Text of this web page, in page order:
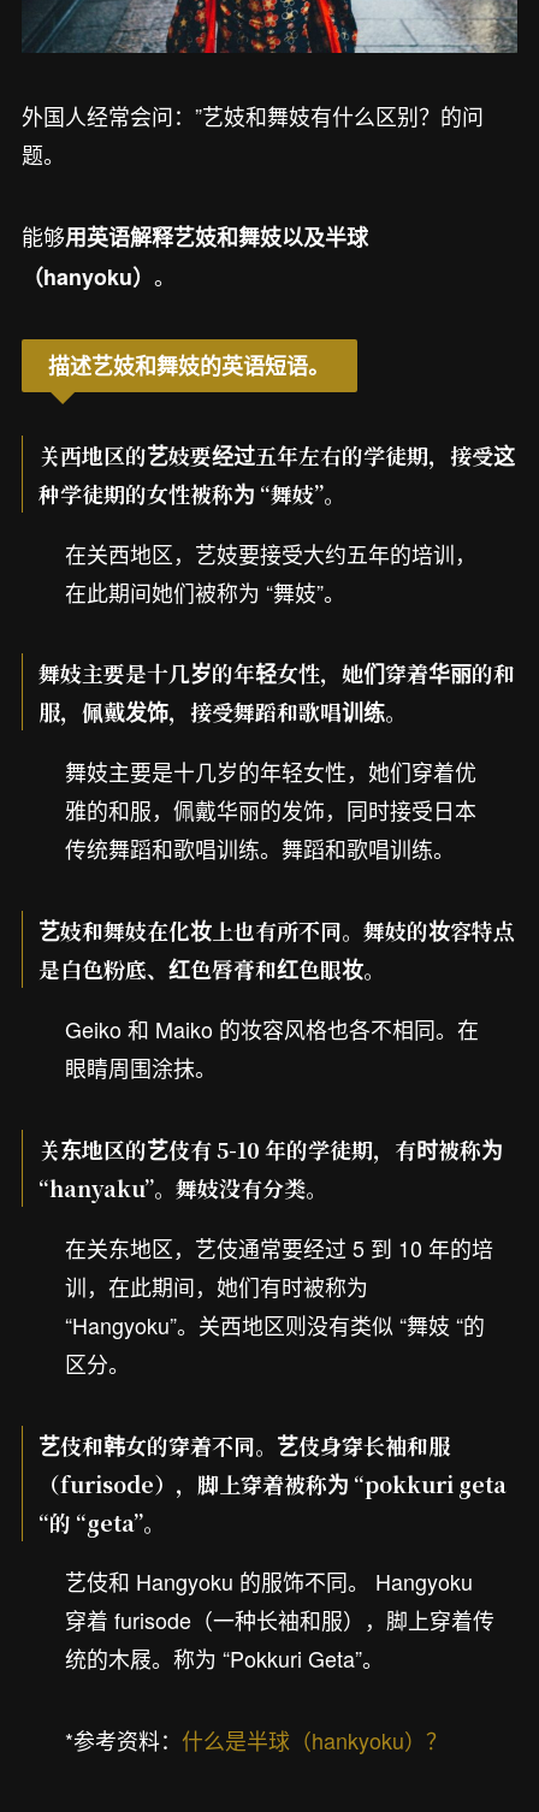
外国人经常会问：”艺妓和舞妓有什么区别？的问
题。
能够用英语解释艺妓和舞妓以及半球
（hanyoku） 。
描述艺妓和舞妓的英语短语。
关西地区的艺妓要经过五年左右的学徒期，接受这
种学徒期的女性被称为 “舞妓”。
在关西地区，艺妓要接受大约五年的培训，
在此期间她们被称为 “舞妓”。
舞妓主要是十几岁的年轻女性，她们穿着华丽的和
服，佩戴发饰，接受舞蹈和歌唱训练。
舞妓主要是十几岁的年轻女性，她们穿着优
雅的和服，佩戴华丽的发饰，同时接受日本
传统舞蹈和歌唱训练。舞蹈和歌唱训练。
艺妓和舞妓在化妆上也有所不同。舞妓的妆容特点
是白色粉底、红色唇膏和红色眼妆。
Geiko 和 Maiko 的妆容风格也各不相同。在
眼睛周围涂抹。
关东地区的艺伎有 5-10 年的学徒期，有时被称为
“hanyaku”。舞妓没有分类。
在关东地区，艺伎通常要经过 5 到 10 年的培
训，在此期间，她们有时被称为
“Hangyoku”。关西地区则没有类似 “舞妓 “的
区分。
艺伎和韩女的穿着不同。艺伎身穿长袖和服
（furisode），脚上穿着被称为 “pokkuri geta
“的 “geta”。
艺伎和 Hangyoku 的服饰不同。 Hangyoku
穿着 furisode（一种长袖和服），脚上穿着传
统的木屐。称为 “Pokkuri Geta”。
*参考资料： 什么是半球（hankyoku）？